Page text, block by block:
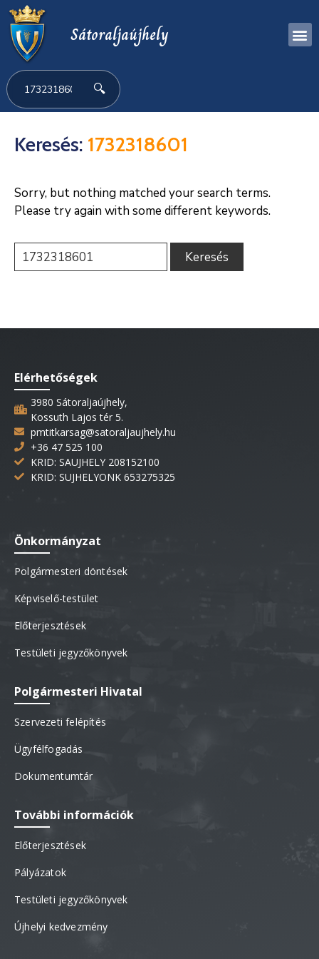
Sátoraljaújhely
🔍
Keresés: 1732318601
Sorry, but nothing matched your search terms.
Please try again with some different keywords.
Elérhetőségek
3980 Sátoraljaújhely,
Kossuth Lajos tér 5.
pmtitkarsag@satoraljaujhely.hu
+36 47 525 100
KRID: SAUJHELY 208152100
KRID: SUJHELYONK 653275325
Önkormányzat
Polgármesteri döntések
Képviselő-testület
Előterjesztések
Testületi jegyzőkönyvek
Polgármesteri Hivatal
Szervezeti felépítés
Ügyfélfogadás
Dokumentumtár
További információk
Előterjesztések
Pályázatok
Testületi jegyzőkönyvek
Újhelyi kedvezmény